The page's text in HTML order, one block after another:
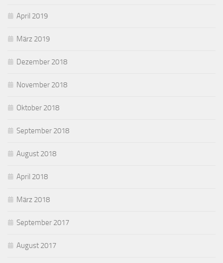
April 2019
März 2019
Dezember 2018
November 2018
Oktober 2018
September 2018
August 2018
April 2018
März 2018
September 2017
August 2017